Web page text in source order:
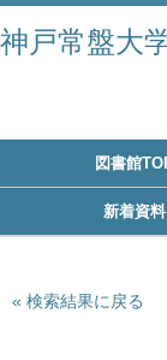
神戸常盤大
図書館
新着資料
検索結果に戻る